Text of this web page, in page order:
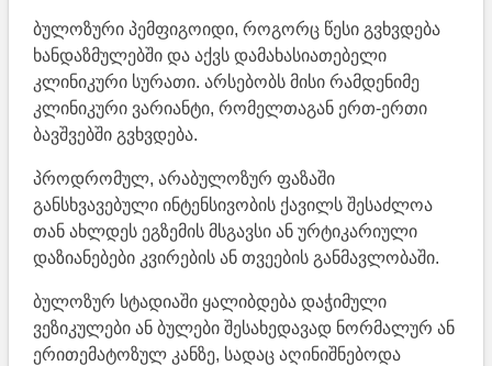
ბულოზური პემფიგოიდი, როგორც წესი გვხვდება
ხანდაზმულებში და აქვს დამახასიათებელი
კლინიკური სურათი. არსებობს მისი რამდენიმე
კლინიკური ვარიანტი, რომელთაგან ერთ-ერთი
ბავშვებში გვხვდება.
პროდრომულ, არაბულოზურ ფაზაში
განსხვავებული ინტენსივობის ქავილს შესაძლოა
თან ახლდეს ეგზემის მსგავსი ან ურტიკარიული
დაზიანებები კვირების ან თვეების განმავლობაში.
ბულოზურ სტადიაში ყალიბდება დაჭიმული
ვეზიკულები ან ბულები შესახედავად ნორმალურ ან
ერითემატოზულ კანზე, სადაც აღინიშნებოდა